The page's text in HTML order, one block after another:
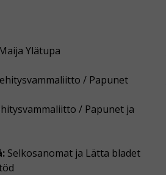
Ylätupa
/ Papunet
/ Papunet ja
Selkosanomat ja Lätta bladet